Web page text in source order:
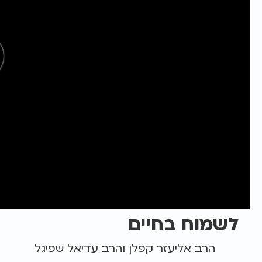
לשמוח בחיים
הרב אליעזר קפלן והרב עדיאל שפיגל